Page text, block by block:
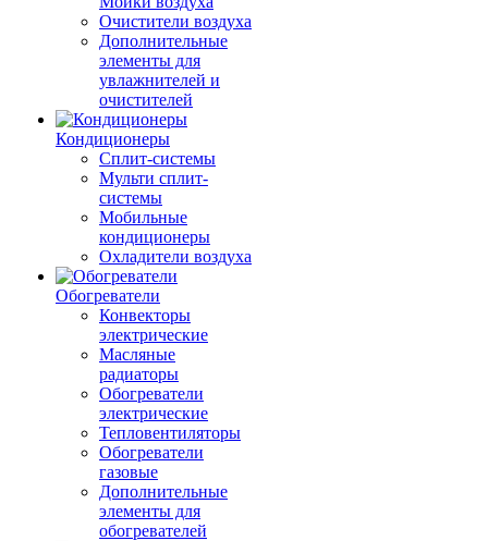
Очистители воздуха
Дополнительные
элементы для
увлажнителей и
очистителей
Кондиционеры
Сплит-системы
Мульти сплит-
системы
Мобильные
кондиционеры
Охладители воздуха
Обогреватели
Конвекторы
электрические
Масляные
радиаторы
Обогреватели
электрические
Тепловентиляторы
Обогреватели
газовые
Дополнительные
элементы для
обогревателей